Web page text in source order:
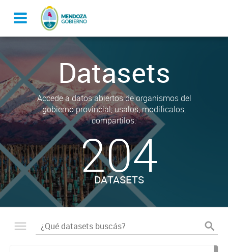
Datasets
Accede a datos abiertos de organismos del
gobierno provincial, usalos, modificalos,
compartilos.
204
DATASETS